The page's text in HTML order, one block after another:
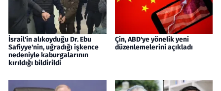
İsrail'in alıkoyduğu Dr. Ebu
Safiyye'nin, uğradığı işkence
nedeniyle kaburgalarının
kırıldığı bildirildi
Çin, ABD'ye yönelik yeni
düzenlemelerini açıkladı